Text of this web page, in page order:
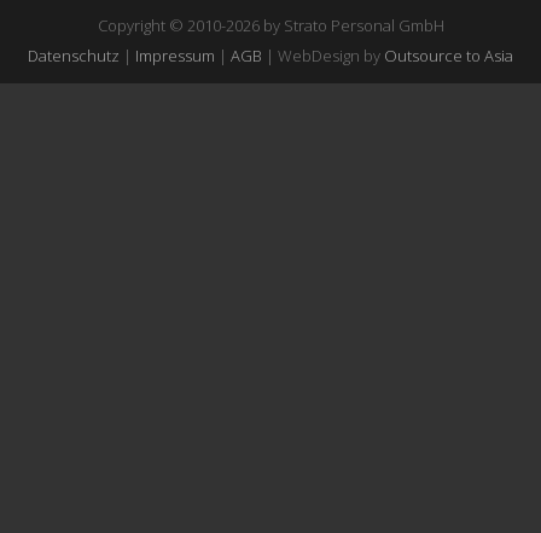
Copyright © 2010-2026 by Strato Personal GmbH
Datenschutz | Impressum | AGB | WebDesign by Outsource to Asia